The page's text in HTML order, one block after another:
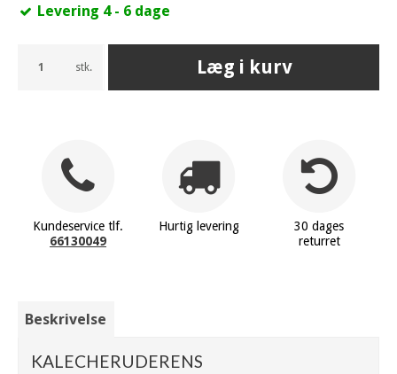
Levering 4 - 6 dage
stk. Læg i kurv
Kundeservice tlf.
66130049
Hurtig levering
30 dages
returret
Beskrivelse
KALECHERUDERENS